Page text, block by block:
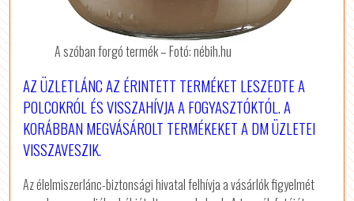
A szóban forgó termék – Fotó: nébih.hu
AZ ÜZLETLÁNC AZ ÉRINTETT TERMÉKET LESZEDTE A
POLCOKRÓL ÉS VISSZAHÍVJA A FOGYASZTÓKTÓL. A
KORÁBBAN MEGVÁSÁROLT TERMÉKEKET A DM ÜZLETEI
VISSZAVESZIK.
Az élelmiszerlánc-biztonsági hivatal felhívja a vásárlók figyelmét